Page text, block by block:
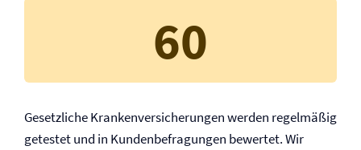
60
Gesetzliche Kranken­versicherungen werden regelmäßig
getestet und in Kundenbefragungen bewertet. Wir